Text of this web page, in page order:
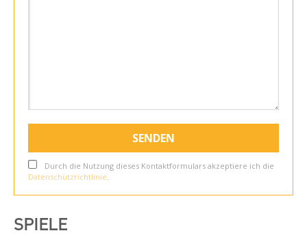
Durch die Nutzung dieses Kontaktformulars akzeptiere ich die
Datenschutzrichtlinie.
SPIELE